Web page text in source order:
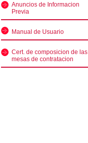
Anuncios de Informacion
Previa
Manual de Usuario
Cert. de composicion de las
mesas de contratacion